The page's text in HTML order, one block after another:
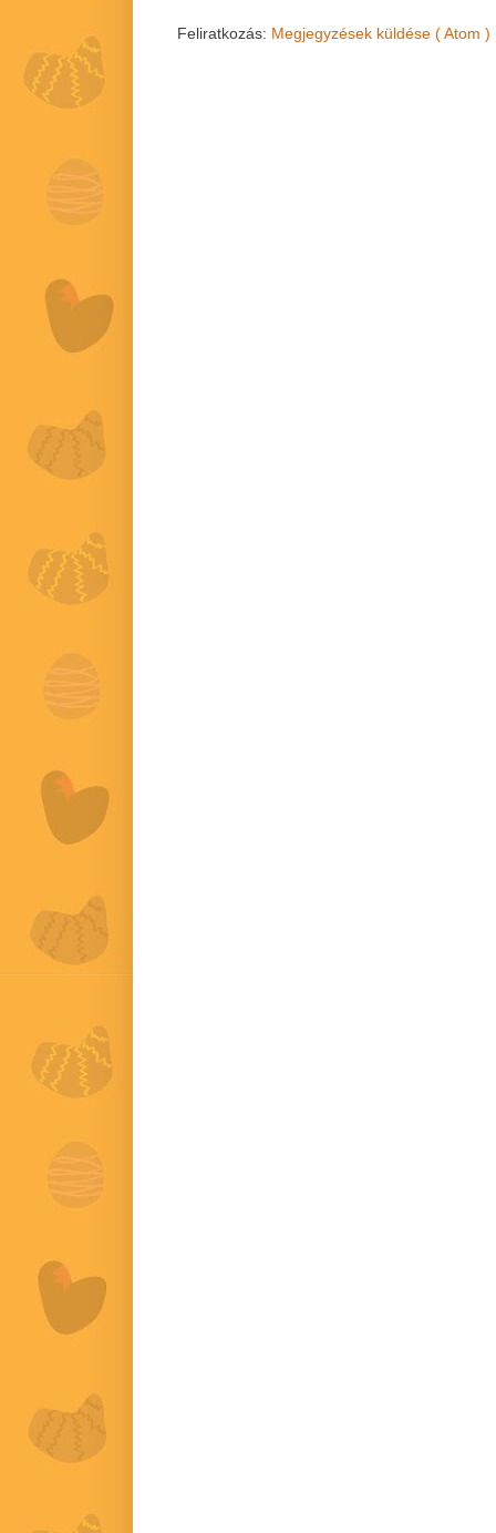
Feliratkozás: Megjegyzések küldése ( Atom )